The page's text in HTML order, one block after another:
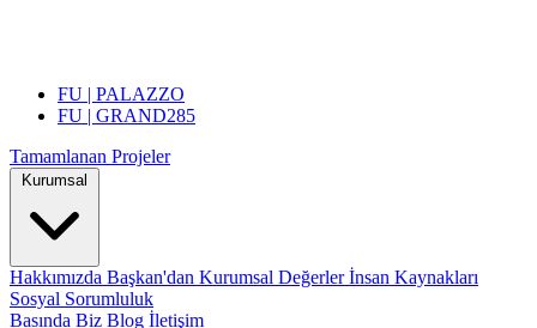
FU | PALAZZO
FU | GRAND285
Tamamlanan Projeler
Kurumsal
Hakkımızda Başkan'dan Kurumsal Değerlerİnsan Kaynakları
Sosyal Sorumluluk
Basında Biz Blog İletişim